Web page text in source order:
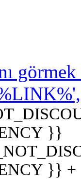
}}
}}